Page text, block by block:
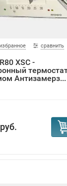
сравнить
XSC -
Антизамерз...